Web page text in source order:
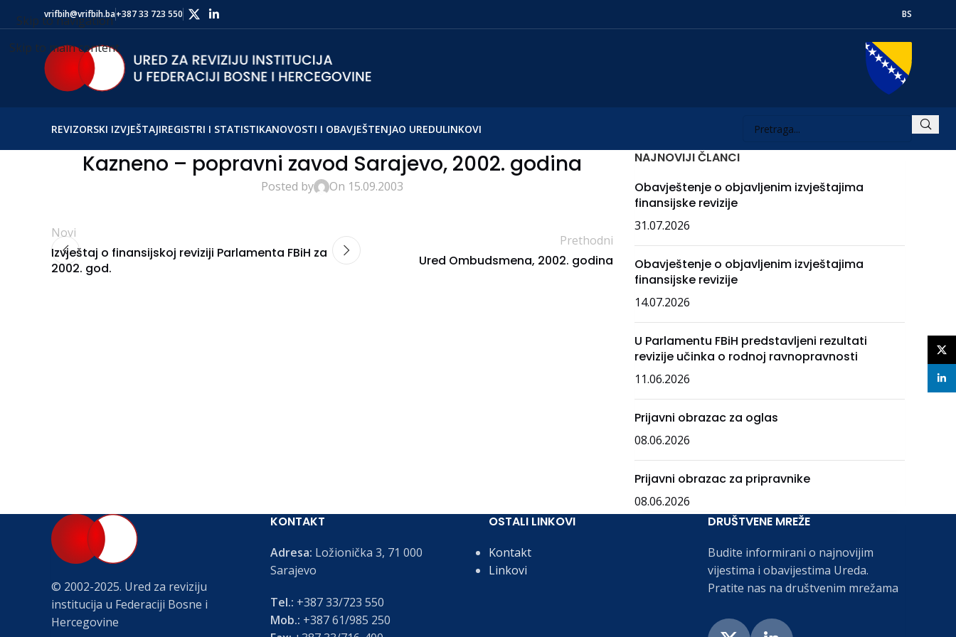
Skip to navigation
Skip to main content
vrifbih@vrifbih.ba+387 33 723 550 BS
REVIZORSKI IZVJEŠTAJIREGISTRI I STATISTIKANOVOSTI I OBAVJEŠTENJAO UREDULINKOVI
Kazneno – popravni zavod Sarajevo, 2002. godina
Posted by On 15.09.2003
Novi
Izvještaj o finansijskoj reviziji Parlamenta FBiH za
2002. god.
Prethodni
Ured Ombudsmena, 2002. godina
NAJNOVIJI ČLANCI
Obavještenje o objavljenim izvještajima
finansijske revizije
31.07.2026
Obavještenje o objavljenim izvještajima
finansijske revizije
14.07.2026
U Parlamentu FBiH predstavljeni rezultati
revizije učinka o rodnoj ravnopravnosti
11.06.2026
Prijavni obrazac za oglas
08.06.2026
Prijavni obrazac za pripravnike
08.06.2026
© 2002-2025. Ured za reviziju
institucija u Federaciji Bosne i
Hercegovine
KONTAKT
Adresa: Ložionička 3, 71 000
Sarajevo
Tel.: +387 33/723 550
Mob.: +387 61/985 250
OSTALI LINKOVI
Kontakt
Linkovi
DRUŠTVENE MREŽE
Budite informirani o najnovijim
vijestima i obavijestima Ureda.
Pratite nas na društvenim mrežama